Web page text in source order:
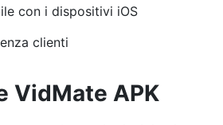
con i dispositivi iOS
clienti
VidMate APK